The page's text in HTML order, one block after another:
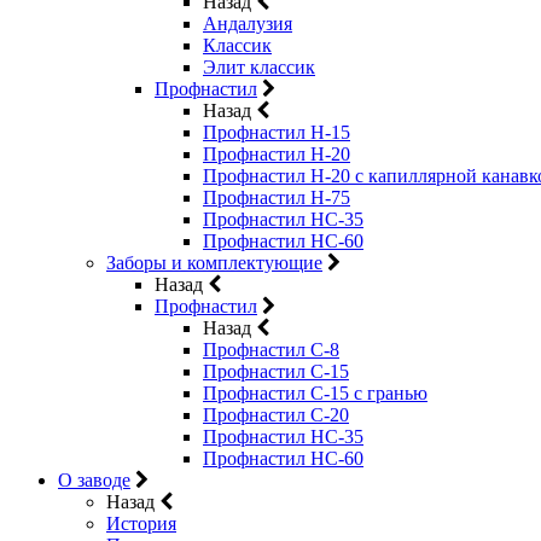
Андалузия
Классик
Элит классик
Профнастил
Назад
Профнастил Н-15
Профнастил Н-20
Профнастил Н-20 с капиллярной
Профнастил Н-75
Профнастил НС-35
Профнастил НС-60
Заборы и комплектующие
Назад
Профнастил
Назад
Профнастил С-8
Профнастил С-15
Профнастил C-15 с гранью
Профнастил C-20
Профнастил НС-35
Профнастил НС-60
О заводе
Назад
История